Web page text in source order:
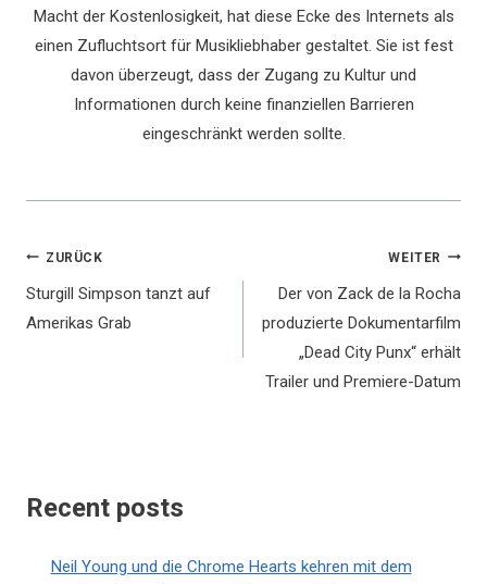
Macht der Kostenlosigkeit, hat diese Ecke des Internets als
einen Zufluchtsort für Musikliebhaber gestaltet. Sie ist fest
davon überzeugt, dass der Zugang zu Kultur und
Informationen durch keine finanziellen Barrieren
eingeschränkt werden sollte.
Beitragsnavigation
ZURÜCK
Sturgill Simpson tanzt auf
Amerikas Grab
WEITER
Der von Zack de la Rocha
produzierte Dokumentarfilm
„Dead City Punx“ erhält
Trailer und Premiere-Datum
Recent posts
Neil Young und die Chrome Hearts kehren mit dem